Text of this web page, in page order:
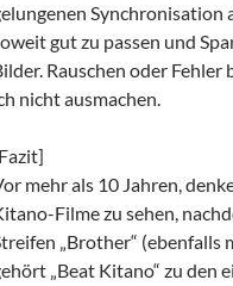
Synchronisation
gut zu passen und
Rauschen oder
nicht ausmachen.
mehr als 10 Jahren,
Filme zu sehen,
„Brother“ (ebenfalls
„Beat Kitano“ zu den